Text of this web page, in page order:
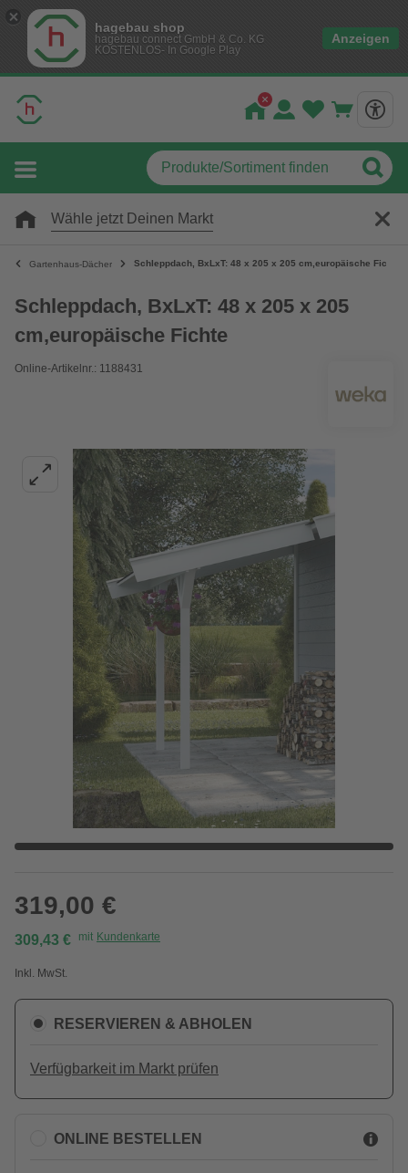
hagebau shop
hagebau connect GmbH & Co. KG
KOSTENLOS- In Google Play
Anzeigen
Wähle jetzt Deinen Markt
Gartenhaus-Dächer Schleppdach, BxLxT: 48 x 205 x 205 cm,europäische Fichte
Schleppdach, BxLxT: 48 x 205 x 205
cm,europäische Fichte
Online-Artikelnr.: 1188431
319,00 €
309,43 € mit Kundenkarte
Inkl. MwSt.
RESERVIEREN & ABHOLEN
Verfügbarkeit im Markt prüfen
ONLINE BESTELLEN